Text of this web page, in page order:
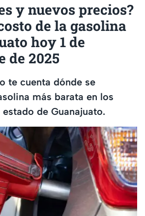
y nuevos precios?
de la gasolina
hoy 1 de
de 2025
te cuenta dónde se
más barata en los
de Guanajuato.